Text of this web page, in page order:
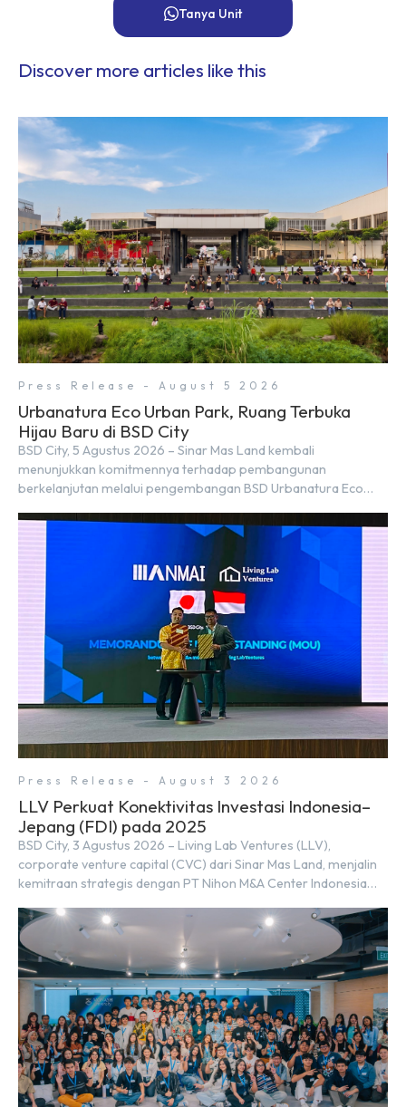
Tanya Unit
Discover more articles like this
Press Release - August 5 2026
Urbanatura Eco Urban Park, Ruang Terbuka
Hijau Baru di BSD City
BSD City, 5 Agustus 2026 – Sinar Mas Land kembali
menunjukkan komitmennya terhadap pembangunan
berkelanjutan melalui pengembangan BSD Urbanatura Eco
jalur sungai sepanjang 1,5 km yang dikelilingi lanskap tropis
Pathway. Transformasi ini merupakan bagian dari upaya
perusahaan untuk […]
Press Release - August 3 2026
LLV Perkuat Konektivitas Investasi Indonesia–
Jepang (FDI) pada 2025
BSD City, 3 Agustus 2026 – Living Lab Ventures (LLV),
corporate venture capital (CVC) dari Sinar Mas Land, menjalin
kemitraan strategis dengan PT Nihon M&A Center Indonesia
tersebut ditandai dengan penandatanganan Memorandum of
Understanding (MoU) oleh Bayu Seto (Partner at Living Lab
Ventures) dan Kosuke Kawata […]